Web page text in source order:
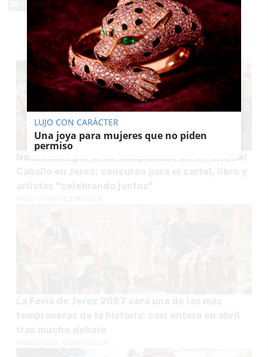
TE PUEDE INTERESAR
Novedades por el 60 cumpleaños de la Feria del
LUJO CON CARÁCTER
Una joya para mujeres que no piden
permiso